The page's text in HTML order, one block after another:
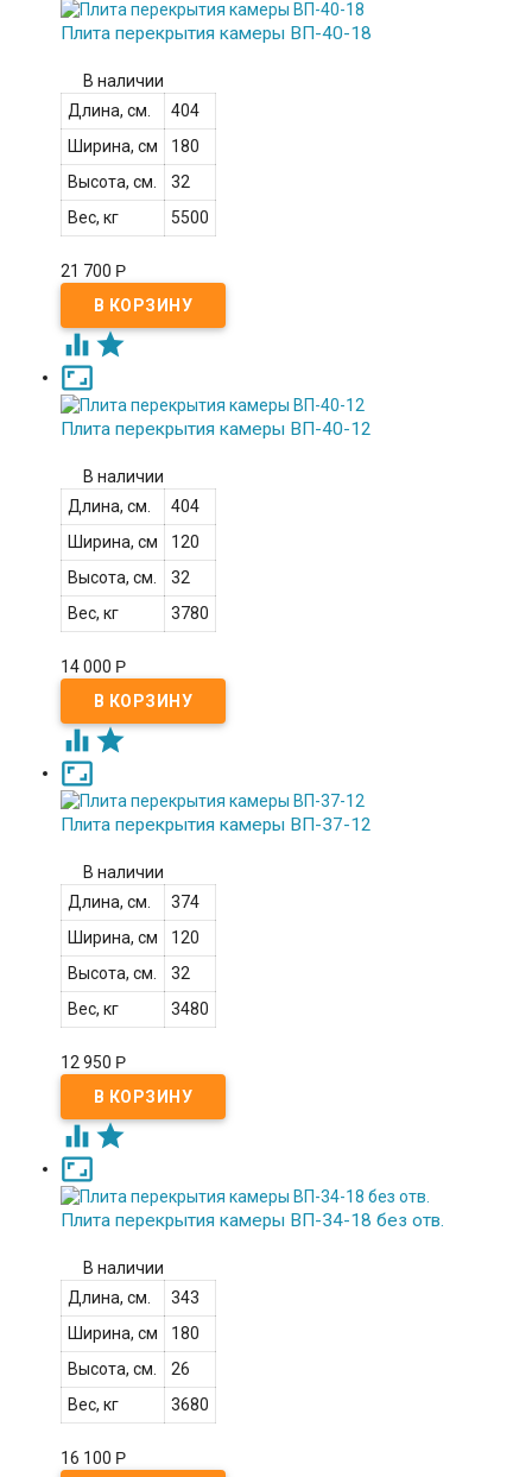
Плита перекрытия камеры ВП-40-18
В наличии
Длина, см.
404
Ширина, см
180
Высота, см.
32
Вес, кг
5500
21 700 Р
 

Плита перекрытия камеры ВП-40-12
В наличии
Длина, см.
404
Ширина, см
120
Высота, см.
32
Вес, кг
3780
14 000 Р
 

Плита перекрытия камеры ВП-37-12
В наличии
Длина, см.
374
Ширина, см
120
Высота, см.
32
Вес, кг
3480
12 950 Р
 

Плита перекрытия камеры ВП-34-18 без отв.
В наличии
Длина, см.
343
Ширина, см
180
Высота, см.
26
Вес, кг
3680
16 100 Р